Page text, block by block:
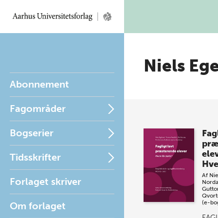
Abonnement
Fagområder
Bogserier
Tidsskrifter
Forlaget skriver
Om forlaget
Niels
Af
(e-